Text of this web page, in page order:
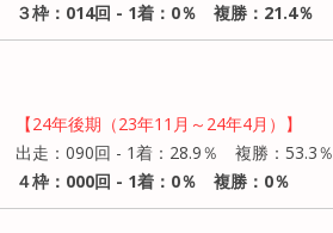
３枠：014回 - 1着：0％ 複勝：21.4％
【24年後期（23年11月～24年4月）】
出走：090回 - 1着：28.9％ 複勝：53.3％
４枠：000回 - 1着：0％ 複勝：0％